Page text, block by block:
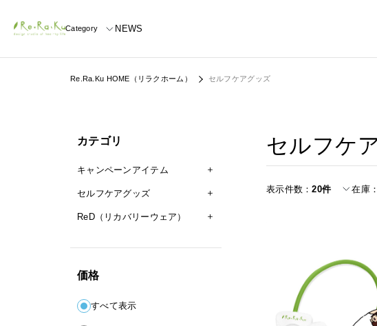
Category NEWS
Re.Ra.Ku HOME（リラクホーム） セルフケアグッズ
カテゴリ
キャンペーンアイテム
セルフケアグッズ
ReD（リカバリーウェア）
価格
すべて表示
セルフケ
表示件数 20件 在庫